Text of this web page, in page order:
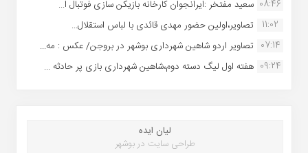
08:46 سعید مفتخر :ایرانجوان کارخانه بازیکن سازی فوتبال ا...
11:02
تصاویر،اولین حضور مهدی قائدی با لباس استقلال...
07:14 تصاویر اردو شاهین شهرداری بوشهر در بروجن/ عکس : مه...
09:24 هفته اول لیگ دسته دوم،شاهین شهرداری بازی پر حادثه ...
لیان ایده
طراحی سایت در بوشهر